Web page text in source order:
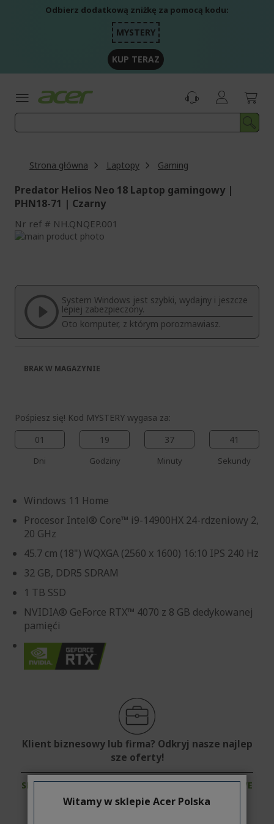
Odbierz dodatkową zniżkę za pomocą kodu:
MYSTERY
KUP TERAZ
Strona główna Laptopy Gaming
Predator Helios Neo 18 Laptop gamingowy |
PHN18-71 | Czarny
Nr ref NH.QNQEP.001
Przejdź
galerii
System Windows jest szybki, wydajny i jeszcze
lepiej zabezpieczony.
Oto komputer, z którym porozmawiasz.
Pośpiesz się! Kod MYSTERY wygasa za:
01
Dni
19
Godziny
37
Minuty
41
Sekundy
Windows 11 Home
Procesor Intel® Core™ i9-14900HX 24-rdzeniowy 2,
20 GHz
45.7 cm (18") WQXGA (2560 x 1600) 16:10 IPS 240 Hz
32 GB, DDR5 SDRAM
1 TB SSD
NVIDIA® GeForce RTX™ 4070 z 8 GB dedykowanej
pamięći
Klient biznesowy lub firma? Odkryj nasze najlep
sze oferty!
SKONTAKTUJ SIĘ Z NAMI | ZAŁÓŻ KONTO FIRMOWE
BRAK W MAGAZYNIE
Witamy w sklepie Acer Polska